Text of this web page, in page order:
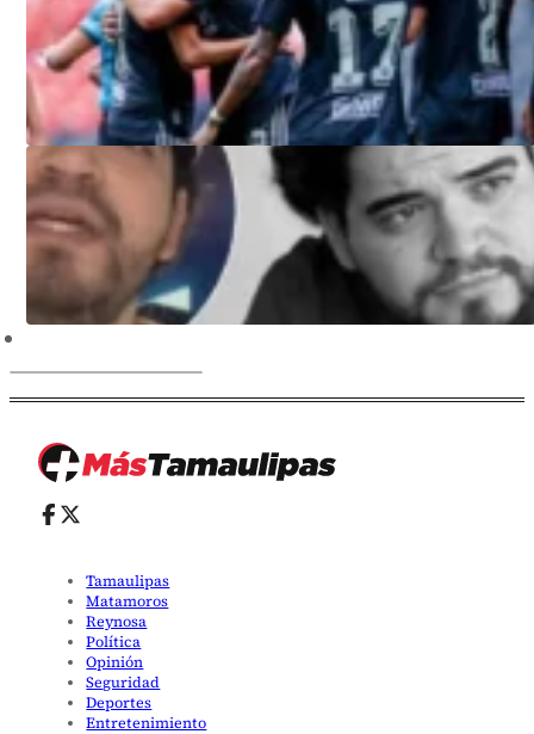
Tamaulipas
Matamoros
Reynosa
Política
Opinión
Seguridad
Deportes
Entretenimiento